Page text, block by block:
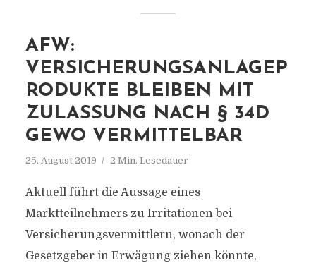
AFW:
VERSICHERUNGSANLAGEP
RODUKTE BLEIBEN MIT
ZULASSUNG NACH § 34D
GEWO VERMITTELBAR
25. August 2019 2 Min. Lesedauer
Aktuell führt die Aussage eines
Marktteilnehmers zu Irritationen bei
Versicherungsvermittlern, wonach der
Gesetzgeber in Erwägung ziehen könnte,